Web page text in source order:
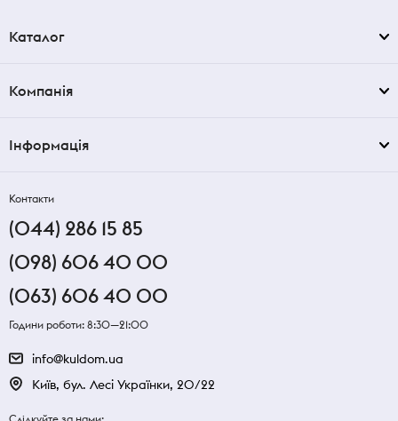
Каталог
Компанія
Інформація
Контакти
(044) 286 15 85
(098) 606 40 00
(063) 606 40 00
Години роботи: 8:30—21:00
info@kuldom.ua
Київ, бул. Лесі Українки, 20/22